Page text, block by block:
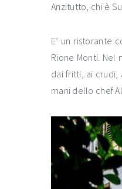
Anzitutto, chi è
E’ un ristorante
Rione Monti.
dai fritti, ai crudi,
mani dello chef